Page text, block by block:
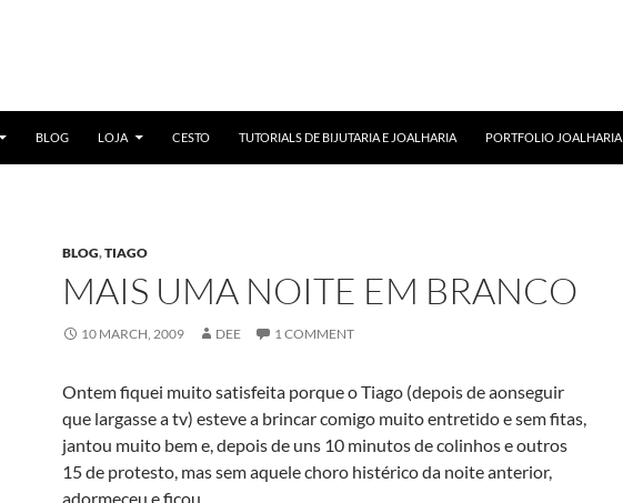
BLOG LOJA CESTO TUTORIALS DE BIJUTARIA E JOALHARIA PORTFOLIO JOALHARIA
BLOG,TIAGO
MAIS UMA NOITE EM BRANCO
10 MARCH, 2009 DEE 1 COMMENT
Ontem fiquei muito satisfeita porque o Tiago (depois de aonseguir
que largasse a tv) esteve a brincar comigo muito entretido e sem fitas,
jantou muito bem e, depois de uns 10 minutos de colinhos e outros
15 de protesto, mas sem aquele choro histérico da noite anterior,
adormeceu e ficou.